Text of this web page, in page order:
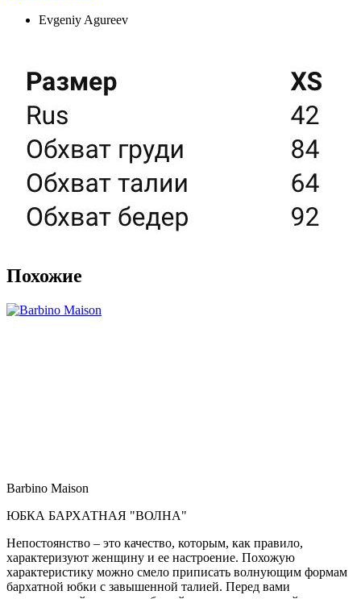
Evgeniy Agureev
Похожие
Barbino Maison
ЮБКА БАРХАТНАЯ "ВОЛНА"
Непостоянство – это качество, которым, как правило,
характеризуют женщину и ее настроение. Похожую
характеристику можно смело приписать волнующим формам
бархатной юбки с завышенной талией. Перед вами